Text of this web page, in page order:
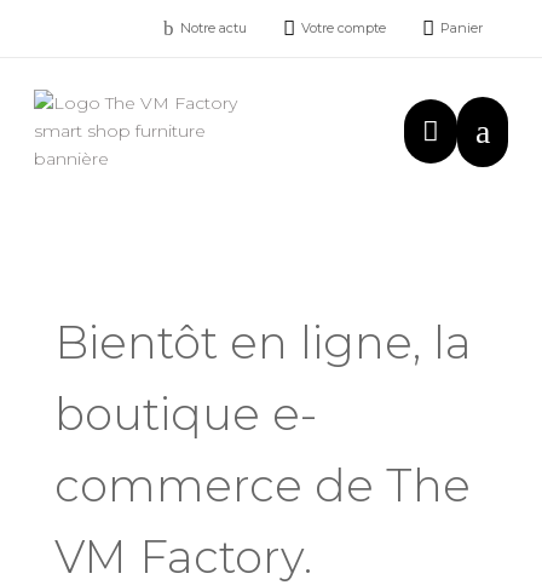
b Notre actu  Votre compte  Panier
 a
Bientôt en ligne, la
boutique e-
commerce de The
VM Factory.